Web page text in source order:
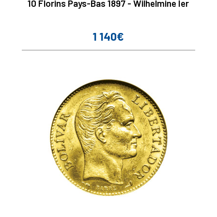
10 Florins Pays-Bas 1897 - Wilhelmine Ier
Prix
1 140€